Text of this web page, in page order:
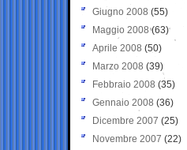
Giugno 2008 (55)
Maggio 2008(63)
Aprile 2008 (50)
Marzo 2008 (39)
Febbraio 2008 (35)
Gennaio 2008 (36)
Dicembre 2007 (25)
Novembre 2007 (22)